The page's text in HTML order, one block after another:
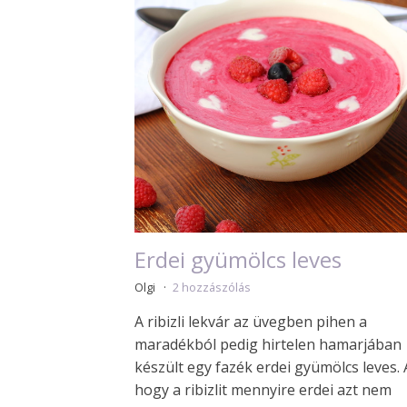
Erdei gyümölcs leves
Olgi 2 hozzászólás
A ribizli lekvár az üvegben pihen a
maradékból pedig hirtelen hamarjában
készült egy fazék erdei gyümölcs leves.
hogy a ribizlit mennyire erdei azt nem